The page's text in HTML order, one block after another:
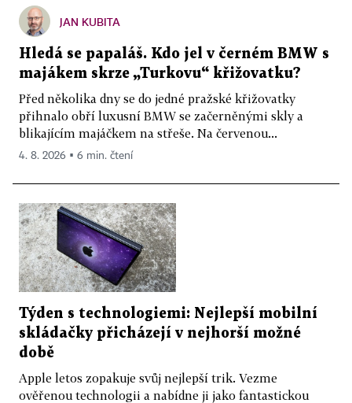
JAN KUBITA
Hledá se papaláš. Kdo jel v černém BMW s
majákem skrze „Turkovu“ křižovatku?
Před několika dny se do jedné pražské křižovatky
přihnalo obří luxusní BMW se začerněnými skly a
blikajícím majáčkem na střeše. Na červenou...
4. 8. 2026 ▪ 6 min. čtení
Týden s technologiemi: Nejlepší mobilní
skládačky přicházejí v nejhorší možné
době
Apple letos zopakuje svůj nejlepší trik. Vezme
ověřenou technologii a nabídne ji jako fantastickou